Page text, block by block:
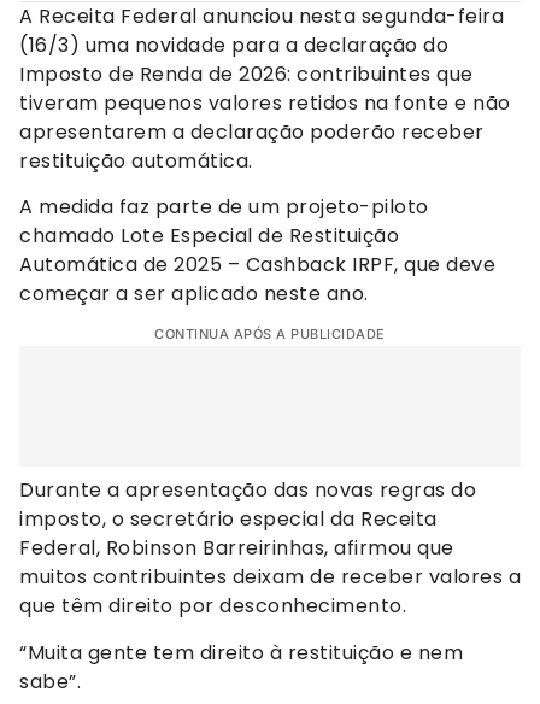
A Receita Federal anunciou nesta segunda-feira
(16/3) uma novidade para a declaração do
Imposto de Renda de 2026: contribuintes que
tiveram pequenos valores retidos na fonte e não
apresentarem a declaração poderão receber
restituição automática.
A medida faz parte de um projeto-piloto
chamado Lote Especial de Restituição
Automática de 2025 – Cashback IRPF, que deve
começar a ser aplicado neste ano.
CONTINUA APÓS A PUBLICIDADE
Durante a apresentação das novas regras do
imposto, o secretário especial da Receita
Federal, Robinson Barreirinhas, afirmou que
muitos contribuintes deixam de receber valores a
que têm direito por desconhecimento.
“Muita gente tem direito à restituição e nem
sabe”.